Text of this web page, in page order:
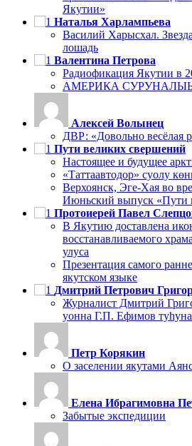
Якутии»
Наталья Харлампьева
Василий Харысхал.
лошадь
Валентина Петрова
Радиофикация Якутии в
АМЕРИКА
Алексей Волынец
ДВР: «Довольно весёлая
Пути великих свершений
Настоящее и будущее
«Таттаавтодор» суолу
Верхоянск, Эге-Хая во
Июньский выпуск «Пути
Протоиерей Павел
В Якутию доставлена
восстанавливаемого
улуса
Презентация самого
якутском языке
Дмитрий Петрович
Журналист Дмитрий
уонна Г.П. Ефимов
Петр Корякин
О заселении якутами
Елена Ибрагимовна
Забытые экспедиции